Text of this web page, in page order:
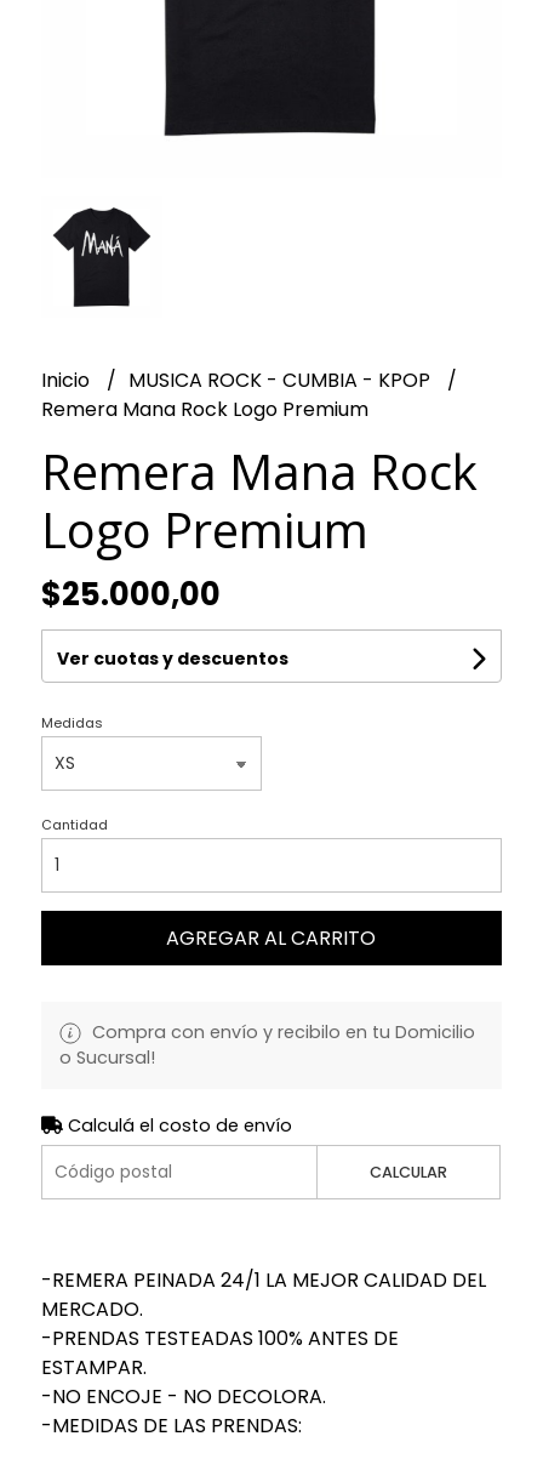
Inicio
MUSICA ROCK - CUMBIA - KPOP
Remera Mana Rock Logo Premium
Remera Mana Rock
Logo Premium
$25.000,00
Ver cuotas y descuentos
Medidas
Cantidad
AGREGAR AL CARRITO
Compra con envío y recibilo en tu Domicilio
o Sucursal!
Calculá el costo de envío
CALCULAR
-REMERA PEINADA 24/1 LA MEJOR CALIDAD DEL
MERCADO.
-PRENDAS TESTEADAS 100% ANTES DE
ESTAMPAR.
-NO ENCOJE - NO DECOLORA.
-MEDIDAS DE LAS PRENDAS: